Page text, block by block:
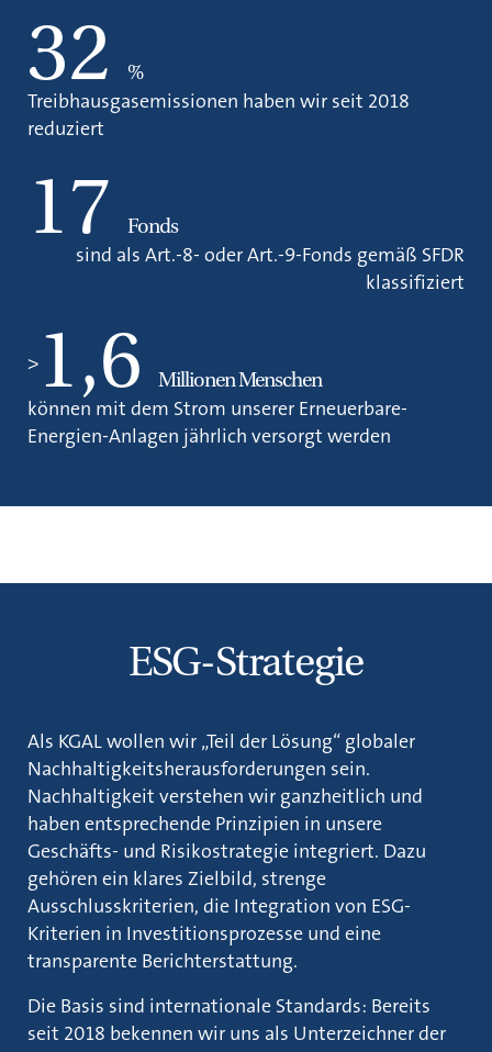
32 %
Treibhausgasemissionen haben wir seit 2018
reduziert
17 Fonds
sind als Art.-8- oder Art.-9-Fonds gemäß SFDR
klassifiziert
>1,6 Millionen Menschen
können mit dem Strom unserer Erneuerbare-
Energien-Anlagen jährlich versorgt werden
ESG-Strategie
Als KGAL wollen wir „Teil der Lösung“ globaler
Nachhaltigkeitsherausforderungen sein.
Nachhaltigkeit verstehen wir ganzheitlich und
haben entsprechende Prinzipien in unsere
Geschäfts- und Risikostrategie integriert. Dazu
gehören ein klares Zielbild, strenge
Ausschlusskriterien, die Integration von ESG-
Kriterien in Investitionsprozesse und eine
transparente Berichterstattung.
Die Basis sind internationale Standards: Bereits
seit 2018 bekennen wir uns als Unterzeichner der